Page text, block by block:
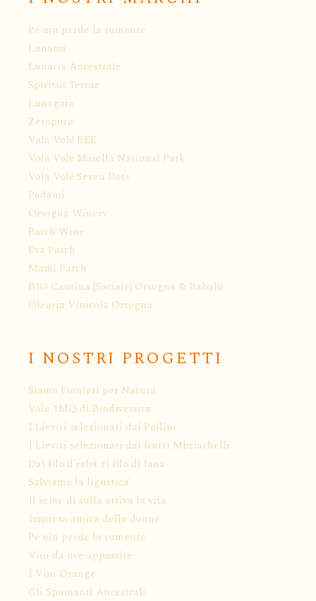
Pé nin perde la sumente
Lunaria
Lunaria Ancestrale
Spiritus Terrae
Lunagaia
Zeropuro
Vola Volé BEE
Vola Volé Maiella National Park
Vola Volé Seven Dots
Padami
Orsogna Winery
Patch Wine
Eva Patch
Mami Patch
BIO Cantina {Sociale} Orsogna & Babalù
Olearia Vinicola Orsogna
I NOSTRI PROGETTI
Siamo Pionieri per Natura
Vale 1MQ di Biodiversità
I Lieviti selezionati dai Pollini
I Lieviti selezionati dai frutti Mbriachelli
Dal filo d’erba al filo di lana
Salviamo la ligustica!
Il seme di sulla attiva la vita
Impresa amica delle donne
Pé nin perde la sumente
Vini da uve appassite
I Vini Orange
Gli Spumanti Ancestrali